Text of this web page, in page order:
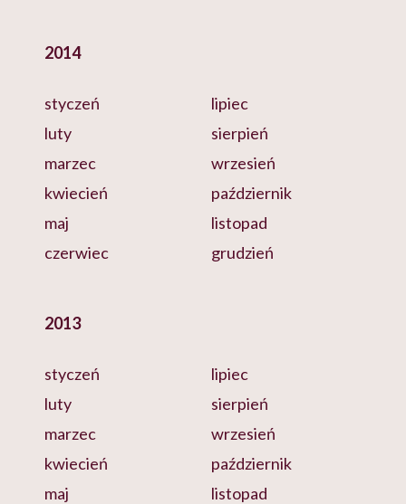
2014
styczeń
luty
marzec
kwiecień
maj
czerwiec
lipiec
sierpień
wrzesień
październik
listopad
grudzień
2013
styczeń
luty
marzec
kwiecień
maj
lipiec
sierpień
wrzesień
październik
listopad